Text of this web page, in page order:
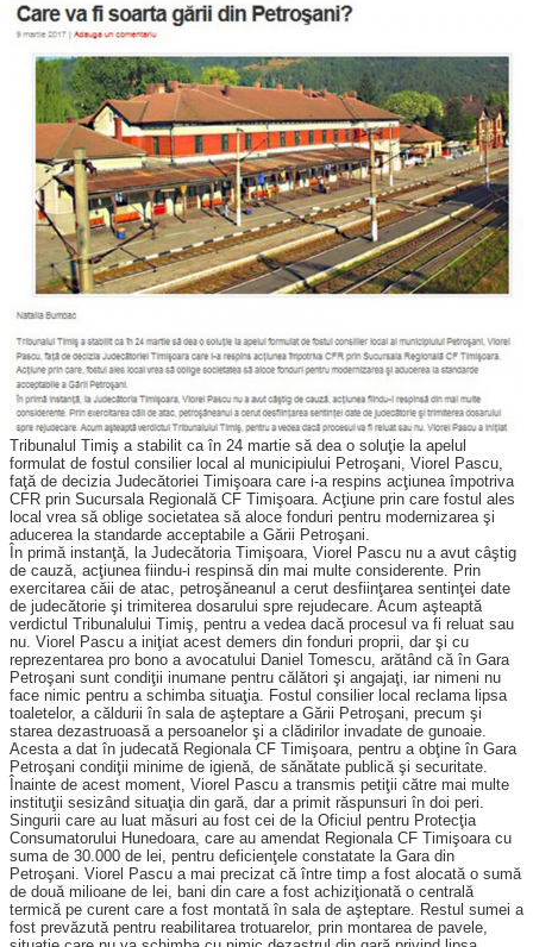
Tribunalul Timiş a stabilit ca în 24 martie să dea o soluţie la apelul
formulat de fostul consilier local al municipiului Petroşani, Viorel Pascu,
faţă de decizia Judecătoriei Timi­şoara care i-a respins acţiunea împotriva
CFR prin Sucursala Regională CF Timişoara. Acţiune prin care fostul ales
local vrea să oblige societatea să aloce fonduri pentru moderni­zarea şi
aducerea la standarde acceptabile a Gării Petroşani.
În primă instanţă, la Judecătoria Timişoara, Viorel Pascu nu a avut câştig
de cauză, acţiunea fiindu-i respinsă din mai multe considerente. Prin
exercitarea căii de atac, petroşăneanul a cerut desfiinţarea sentinţei date
de judecătorie şi trimiterea dosarului spre rejudecare. Acum aşteaptă
verdictul Tribunalului Timiş, pentru a vedea dacă procesul va fi reluat sau
nu. Viorel Pascu a iniţiat acest demers din fonduri proprii, dar şi cu
reprezentarea pro bono a avocatului Daniel Tomescu, arătând că în Gara
Petroşani sunt condiţii inumane pentru călători şi angajaţi, iar nimeni nu
face nimic pentru a schimba situaţia. Fostul consilier local reclama lipsa
toaletelor, a căldurii în sala de aşteptare a Gării Petroşani, precum şi
starea dezastruoasă a persoanelor şi a clădirilor invadate de gunoaie.
Acesta a dat în judecată Regionala CF Timişoara, pentru a obţine în Gara
Petroşani condiţii minime de igienă, de sănătate publică şi securitate.
Înainte de acest moment, Viorel Pascu a transmis petiţii către mai multe
instituţii sesizând situaţia din gară, dar a primit răspunsuri în doi peri.
Singurii care au luat măsuri au fost cei de la Oficiul pentru Protecţia
Consumatorului Hunedoara, care au amendat Regionala CF Timişoara cu
suma de 30.000 de lei, pentru deficienţele constatate la Gara din
Petroşani. Viorel Pascu a mai precizat că între timp a fost alocată o sumă
de două milioane de lei, bani din care a fost achiziţionată o centrală
termică pe curent care a fost montată în sala de aşteptare. Restul sumei a
fost prevăzută pentru reabilitarea trotuarelor, prin montarea de pavele,